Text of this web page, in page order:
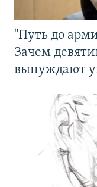
"Путь до
Зачем
вынуждают